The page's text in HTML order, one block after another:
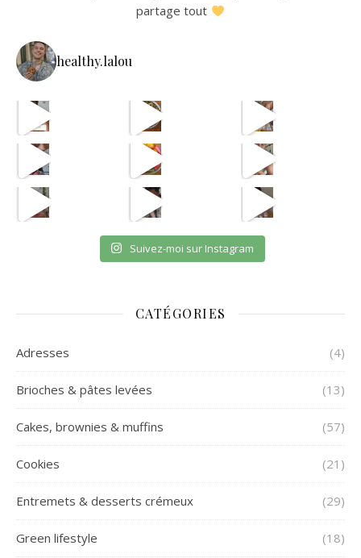
partage tout
healthy.lalou
avec les astuces de @aist
OUI JE SAIS CPAS UNE VRA
Suivez-moi sur Instagram
CATÉGORIES
Adresses (4)
Brioches & pâtes levées (13)
Cakes, brownies & muffins (57)
Cookies (21)
Entremets & desserts crémeux (29)
Green lifestyle (18)